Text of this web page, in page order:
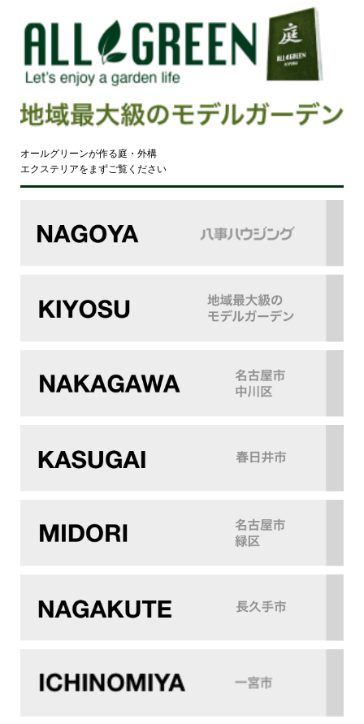
オールグリーンが作る庭・外構
エクステリアをまずご覧ください